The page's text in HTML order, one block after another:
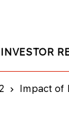
INVESTOR
Impact of